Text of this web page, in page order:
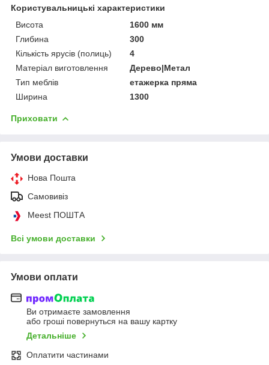
Користувальницькі характеристики
Висота
1600 мм
Глибина
300
Кількість ярусів (полиць)
4
Матеріал виготовлення
Дерево|Метал
Тип меблів
етажерка пряма
Ширина
1300
Приховати
Умови доставки
Нова Пошта
Самовивіз
Meest ПОШТА
Всі умови доставки
Умови оплати
Ви отримаєте замовлення
або гроші повернуться на вашу картку
Детальніше
Оплатити частинами